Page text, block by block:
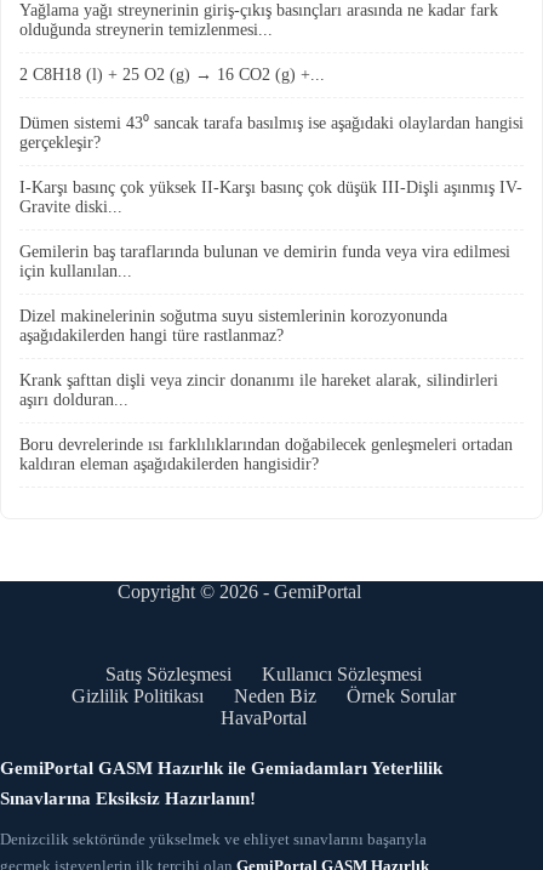
Yağlama yağı streynerinin giriş-çıkış basınçları arasında ne kadar fark
olduğunda streynerin temizlenmesi...
2 C8H18 (l) + 25 O2 (g) → 16 CO2 (g) +...
Dümen sistemi 43⁰ sancak tarafa basılmış ise aşağıdaki olaylardan hangisi
gerçekleşir?
I-Karşı basınç çok yüksek II-Karşı basınç çok düşük III-Dişli aşınmış IV-
Gravite diski...
Gemilerin baş taraflarında bulunan ve demirin funda veya vira edilmesi
için kullanılan...
Dizel makinelerinin soğutma suyu sistemlerinin korozyonunda
aşağıdakilerden hangi türe rastlanmaz?
Krank şafttan dişli veya zincir donanımı ile hareket alarak, silindirleri
aşırı dolduran...
Boru devrelerinde ısı farklılıklarından doğabilecek genleşmeleri ortadan
kaldıran eleman aşağıdakilerden hangisidir?
Copyright © 2026 - GemiPortal
Satış Sözleşmesi
Kullanıcı Sözleşmesi
Gizlilik Politikası
Neden Biz
Örnek Sorular
HavaPortal
GemiPortal GASM Hazırlık ile Gemiadamları Yeterlilik
Sınavlarına Eksiksiz Hazırlanın!
Denizcilik sektöründe yükselmek ve ehliyet sınavlarını başarıyla
geçmek isteyenlerin ilk tercihi olan GemiPortal GASM Hazırlık